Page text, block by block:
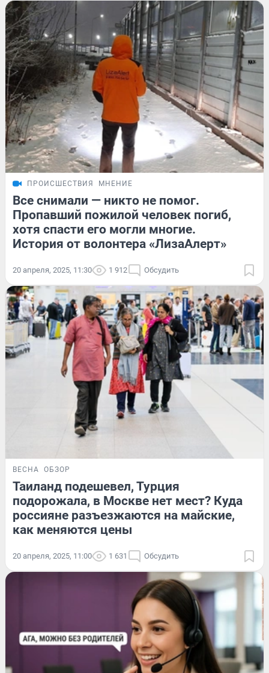
ПРОИСШЕСТВИЯ МНЕНИЕ
Все снимали — никто не помог.
Пропавший пожилой человек погиб,
хотя спасти его могли многие.
История от волонтера «ЛизаАлерт»
20 апреля, 2025, 11:30 1 912 Обсудить
ВЕСНА ОБЗОР
Таиланд подешевел, Турция
подорожала, в Москве нет мест? Куда
россияне разъезжаются на майские,
как меняются цены
20 апреля, 2025, 11:00 1 631 Обсудить